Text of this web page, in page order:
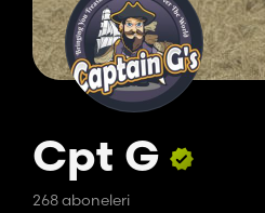
Cpt G
268 aboneleri